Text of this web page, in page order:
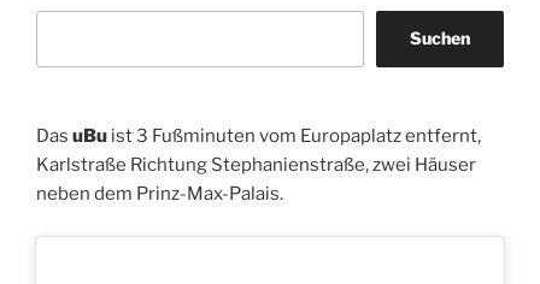
Suchen
Das uBu ist 3 Fußminuten vom Europaplatz entfernt,
Karlstraße Richtung Stephanienstraße, zwei Häuser
neben dem Prinz-Max-Palais.